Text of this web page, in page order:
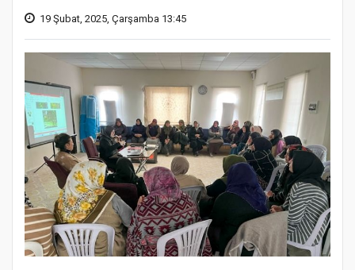
19 Şubat, 2025, Çarşamba 13:45